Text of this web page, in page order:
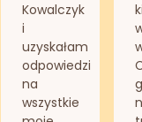
Kowalczyk
i
uzyskałam
odpowiedzi
na
wszystkie